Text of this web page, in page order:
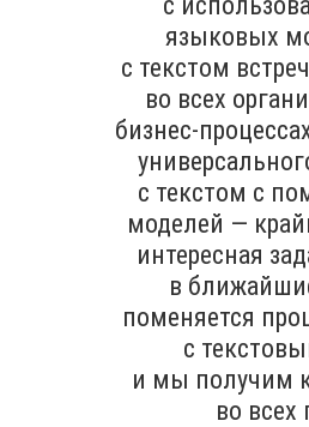
языковых
с текстом
во всех
бизнес-
с текстом с
моделей —
интересная
в
поменяется
с
и мы получим
во всех